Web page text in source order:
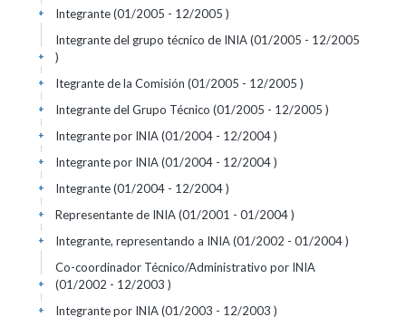
Integrante (01/2005 - 12/2005 )
+
Integrante del grupo técnico de INIA (01/2005 - 12/2005
)
+
Itegrante de la Comisión (01/2005 - 12/2005 )
+
Integrante del Grupo Técnico (01/2005 - 12/2005 )
+
Integrante por INIA (01/2004 - 12/2004 )
+
Integrante por INIA (01/2004 - 12/2004 )
+
Integrante (01/2004 - 12/2004 )
+
Representante de INIA (01/2001 - 01/2004 )
+
Integrante, representando a INIA (01/2002 - 01/2004 )
+
Co-coordinador Técnico/Administrativo por INIA
(01/2002 - 12/2003 )
+
Integrante por INIA (01/2003 - 12/2003 )
+